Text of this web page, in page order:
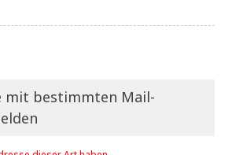
mit bestimmten Mail-